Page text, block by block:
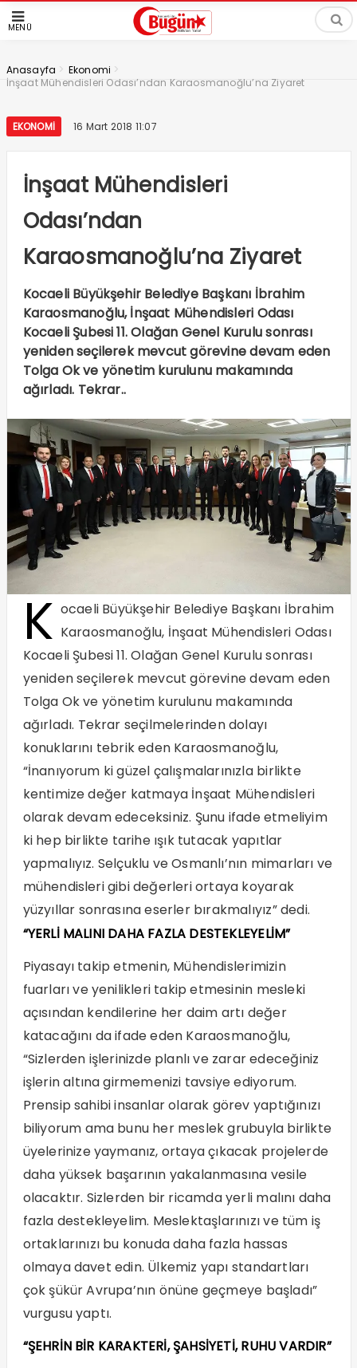
MENÜ
Anasayfa > Ekonomi >
İnşaat Mühendisleri Odası’ndan Karaosmanoğlu’na Ziyaret
EKONOMI 16 Mart 2018 11:07
İnşaat Mühendisleri
Odası’ndan
Karaosmanoğlu’na Ziyaret
Kocaeli Büyükşehir Belediye Başkanı İbrahim
Karaosmanoğlu, İnşaat Mühendisleri Odası
Kocaeli Şubesi 11. Olağan Genel Kurulu sonrası
yeniden seçilerek mevcut görevine devam eden
Tolga Ok ve yönetim kurulunu makamında
ağırladı. Tekrar..
K ocaeli Büyükşehir Belediye Başkanı İbrahim
Karaosmanoğlu, İnşaat Mühendisleri Odası
Kocaeli Şubesi 11. Olağan Genel Kurulu sonrası
yeniden seçilerek mevcut görevine devam eden
Tolga Ok ve yönetim kurulunu makamında
ağırladı. Tekrar seçilmelerinden dolayı
konuklarını tebrik eden Karaosmanoğlu,
“İnanıyorum ki güzel çalışmalarınızla birlikte
kentimize değer katmaya İnşaat Mühendisleri
olarak devam edeceksiniz. Şunu ifade etmeliyim
ki hep birlikte tarihe ışık tutacak yapıtlar
yapmalıyız. Selçuklu ve Osmanlı’nın mimarları ve
mühendisleri gibi değerleri ortaya koyarak
yüzyıllar sonrasına eserler bırakmalıyız” dedi.
“YERLİ MALINI DAHA FAZLA DESTEKLEYELİM”
Piyasayı takip etmenin, Mühendislerimizin
fuarları ve yenilikleri takip etmesinin mesleki
açısından kendilerine her daim artı değer
katacağını da ifade eden Karaosmanoğlu,
“Sizlerden işlerinizde planlı ve zarar edeceğiniz
işlerin altına girmemenizi tavsiye ediyorum.
Prensip sahibi insanlar olarak görev yaptığınızı
biliyorum ama bunu her meslek grubuyla birlikte
üyelerinize yaymanız, ortaya çıkacak projelerde
daha yüksek başarının yakalanmasına vesile
olacaktır. Sizlerden bir ricamda yerli malını daha
fazla destekleyelim. Meslektaşlarınızı ve tüm iş
ortaklarınızı bu konuda daha fazla hassas
olmaya davet edin. Ülkemiz yapı standartları
çok şükür Avrupa’nın önüne geçmeye başladı”
vurgusu yaptı.
“ŞEHRİN BİR KARAKTERİ, ŞAHSİYETİ, RUHU VARDIR”